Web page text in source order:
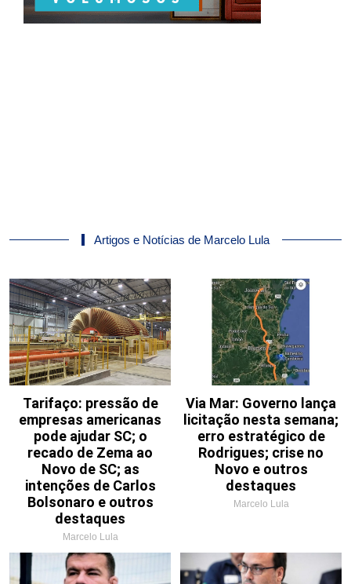
Artigos e Notícias de Marcelo Lula
Tarifaço: pressão de
empresas americanas
pode ajudar SC; o
recado de Zema ao
Novo de SC; as
intenções de Carlos
Bolsonaro e outros
destaques
Marcelo Lula
Via Mar: Governo lança
licitação nesta semana;
erro estratégico de
Rodrigues; crise no
Novo e outros
destaques
Marcelo Lula